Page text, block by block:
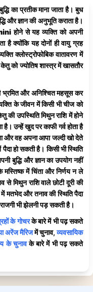
का प्रतीक माना जाता है। बुध
और ज्ञान की अनुभूति कराता है।
होने से यह व्यक्ति को अपनी
है क्योंकि यह दोनों ही वायु ग्रह
क्लोस्ट्रोफोबिक वातावरण में
ज्योतिष शास्त्र में खासतौर
भ्रमित और अनिश्चित महसूस कर
के जीवन में किसी भी चीज को
की उपस्थिति मिथुन राशि में होने
है। उन्हें खुद पर काफी गर्व होता है
और वह अपना आपा जल्दी खो देते
हो सकती है। किसी भी स्थिति
बुद्धि और ज्ञान का उपयोग नहीं
मस्तिष्क में चिंता और निर्णय न ले
मिथुन राशि वाले छोटी दूरी की
मतभेद और तनाव की स्थिति पैदा
भी झेलनी पड़ सकती है।
के गोचरके बारे में भी पढ़ सकते
अरेंज मैरिजमें चुनाव,व्यवसायिक
के चुनावके बारे में भी पढ़ सकते